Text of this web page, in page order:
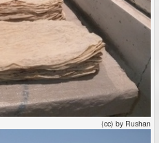
(cc) by Rushan